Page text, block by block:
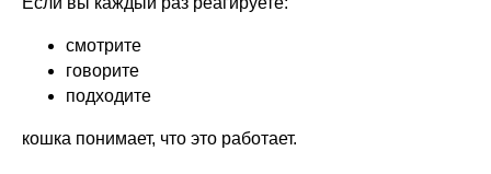
смотрите
говорите
подходите
кошка понимает, что это работает.